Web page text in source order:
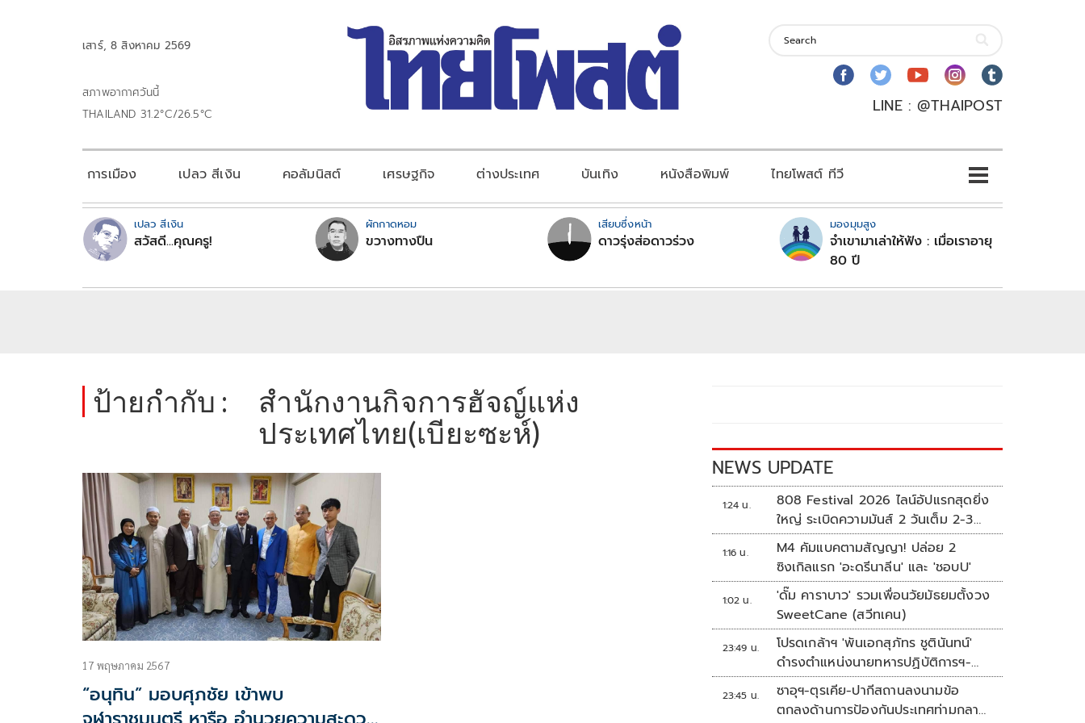
เสาร์, 8 สิงหาคม 2569
สภาพอากาศวันนี้
THAILAND 31.2°C/26.5°C
LINE : @THAIPOST
การเมือง เปลว สีเงิน คอลัมนิสต์ เศรษฐกิจ ต่างประเทศ บันเทิง หนังสือพิมพ์ ไทยโพสต์ ทีวี
เปลว สีเงิน
สวัสดี...คุณครู!
ผักกาดหอม
ขวางทางปืน
เสียบซึ่งหน้า
ดาวรุ่งส่อดาวร่วง
มองมุมสูง
จำเขามาเล่าให้ฟัง : เมื่อเราอายุ
80 ปี
ป้ายกำกับ :
สำนักงานกิจการฮัจญ์แห่ง
ประเทศไทย(เบียะซะห์)
17 พฤษภาคม 2567
“อนุทิน” มอบศุภชัย เข้าพบ
NEWS UPDATE
1:24 น.
808 Festival 2026 ไลน์อัปแรกสุดยิ่ง
ใหญ่ ระเบิดความมันส์ 2 วันเต็ม 2-3
ต.ค.นี้
1:16 น.
M4 คัมแบคตามสัญญา! ปล่อย 2
ซิงเกิลแรก 'อะดรีนาลีน' และ 'ชอบU'
1:02 น.
'ดั๊ม คาราบาว' รวมเพื่อนวัยมัธยมตั้งวง
SweetCane (สวีทเคน)
23:49 น.
โปรดเกล้าฯ 'พันเอกสุภัทร ชูตินันทน์'
ดำรงตำแหน่งนายทหารปฏิบัติการฯ-
พระราชทานยศ 'พลตรี'
23:45 น.
ซาอุฯ-ตุรเคีย-ปากีสถานลงนามข้อ
ตกลงด้านการป้องกันประเทศท่ามกลาง